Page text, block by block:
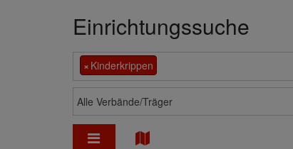
Einrichtungssuche
× Kinderkrippen
Alle Verbände/Träger